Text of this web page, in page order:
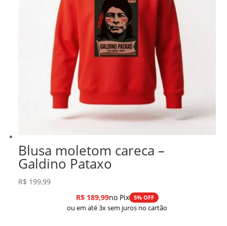
Blusa moletom careca –
Galdino Pataxo
R$ 199,99
R$189,99no Pix 5% OFF
ou em até 3x sem juros no cartão